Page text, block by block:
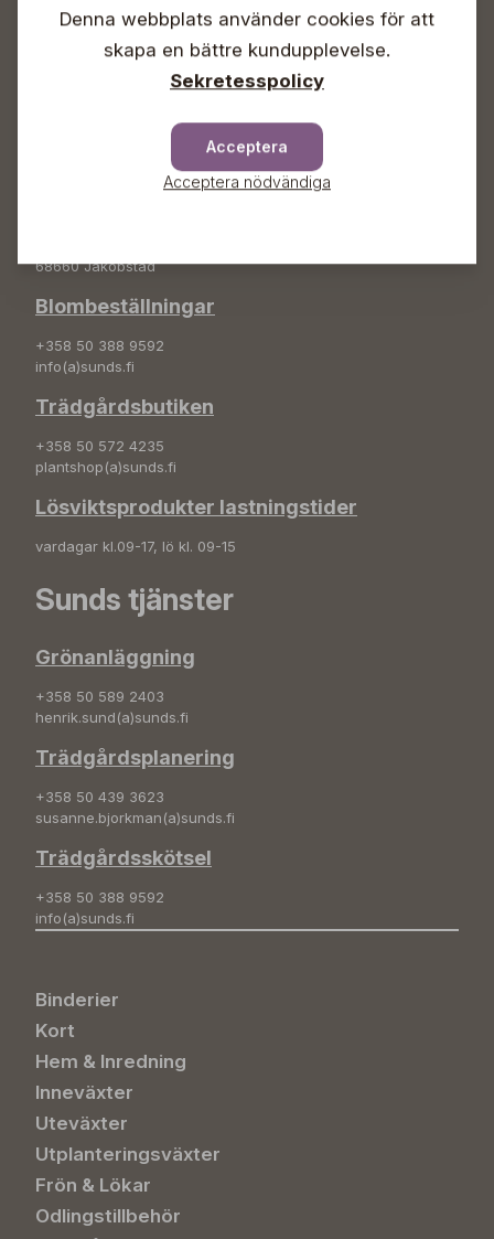
Lördagar 09-16
Söndagar Självbetjäning
68660 Jakobstad
Blombeställningar
+358 50 388 9592
info(a)sunds.fi
Trädgårdsbutiken
+358 50 572 4235
plantshop(a)sunds.fi
Lösviktsprodukter lastningstider
vardagar kl.09-17, lö kl. 09-15
Sunds tjänster
Grönanläggning
+358 50 589 2403
henrik.sund(a)sunds.fi
Trädgårdsplanering
+358 50 439 3623
susanne.bjorkman(a)sunds.fi
Trädgårdsskötsel
+358 50 388 9592
info(a)sunds.fi
Binderier
Kort
Hem & Inredning
Inneväxter
Uteväxter
Utplanteringsväxter
Frön & Lökar
Odlingstillbehör
Denna webbplats använder cookies för att
skapa en bättre kundupplevelse.
Sekretesspolicy
Acceptera
Acceptera nödvändiga